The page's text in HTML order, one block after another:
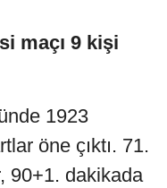
maçı 9 kişi
1923
öne çıktı. 71.
90+1. dakikada